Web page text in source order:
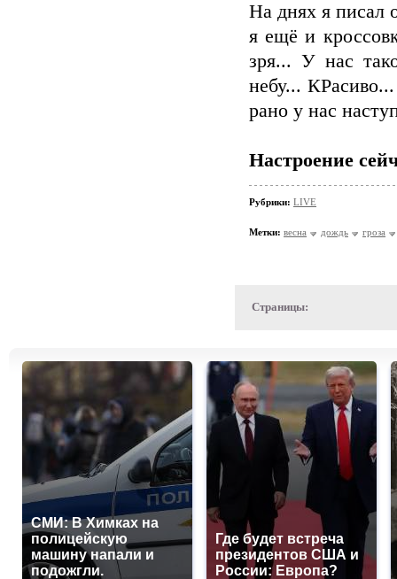
На днях я писал
я ещё и
зря... У нас
небу...
рано у нас
Настроение
Рубрики: LIVE
Метки: весна дождь гроза
Страницы:
СМИ: В Химках на
полицейскую
машину напали и
подожгли.
Где будет встреча
президентов США и
России: Европа?